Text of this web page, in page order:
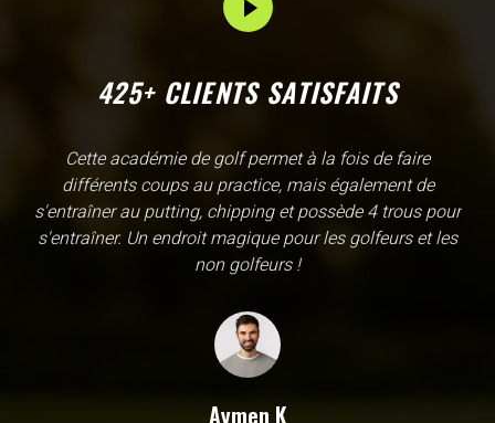
425+ CLIENTS SATISFAITS
L'Academy de Gammarth comme son nom l'indique est
une école, en fait c'est un practice exceptionnel. il y a
évidemment un pratique classic sur tapis mais aussi
un sur herbe, des zones pour le chipping, les bumqers...
Vous y avez pensé, c'est à l'academy. Il n'y a pas assez
beauté de ce site